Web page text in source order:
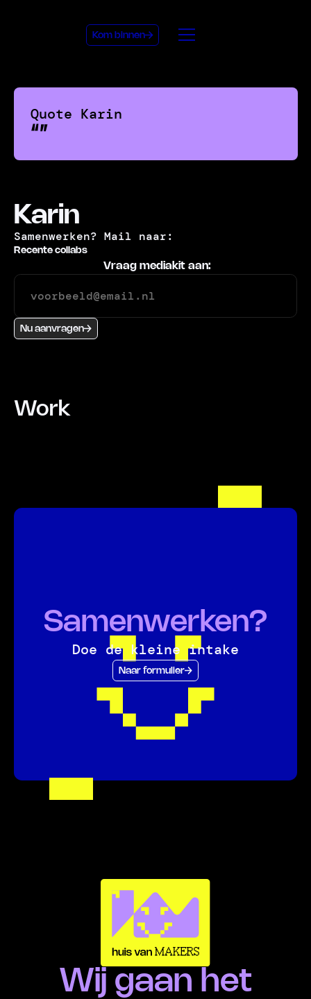
Kom binnen
Quote Karin
“”
Karin
Samenwerken? Mail naar:
Recente collabs
Vraag mediakit aan:
Nu aanvragen
Work
Samenwerken?
Doe de kleine intake
Naar formulier
Wij gaan het